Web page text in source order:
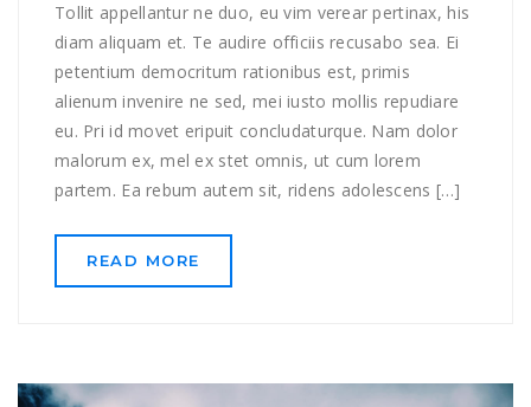
Tollit appellantur ne duo, eu vim verear pertinax, his
diam aliquam et. Te audire officiis recusabo sea. Ei
petentium democritum rationibus est, primis
alienum invenire ne sed, mei iusto mollis repudiare
eu. Pri id movet eripuit concludaturque. Nam dolor
malorum ex, mel ex stet omnis, ut cum lorem
partem. Ea rebum autem sit, ridens adolescens […]
READ MORE